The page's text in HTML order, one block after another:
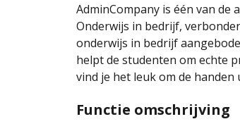
AdminCompany is één van
Onderwijs in bedrijf,
onderwijs in bedrijf
helpt de studenten om echte
vind je het leuk om de
Functie omschrijving